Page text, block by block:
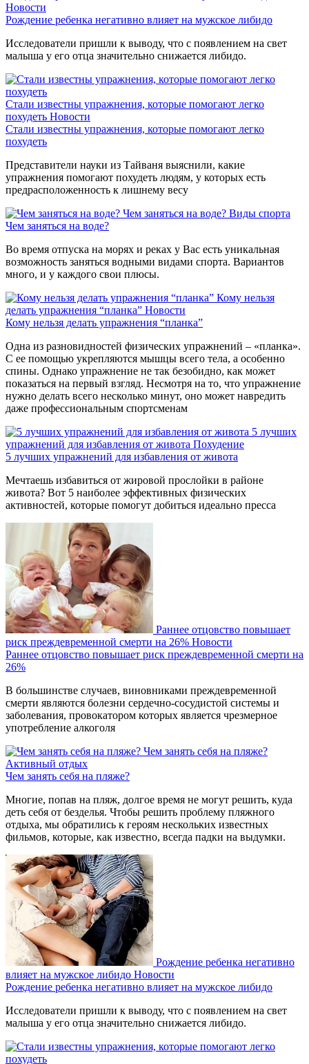
Новости
Рождение ребенка негативно влияет на мужское либидо
Исследователи пришли к выводу, что с появлением на свет
малыша у его отца значительно снижается либидо.
Стали известны упражнения, которые помогают легко
похудеть Новости
Стали известны упражнения, которые помогают легко
похудеть
Представители науки из Тайваня выяснили, какие
упражнения помогают похудеть людям, у которых есть
предрасположенность к лишнему весу
Чем заняться на воде? Виды спорта
Чем заняться на воде?
Во время отпуска на морях и реках у Вас есть уникальная
возможность заняться водными видами спорта. Вариантов
много, и у каждого свои плюсы.
Кому нельзя
делать упражнения “планка” Новости
Кому нельзя делать упражнения “планка”
Одна из разновидностей физических упражнений – «планка».
С ее помощью укрепляются мышцы всего тела, а особенно
спины. Однако упражнение не так безобидно, как может
показаться на первый взгляд. Несмотря на то, что упражнение
нужно делать всего несколько минут, оно может навредить
даже профессиональным спортсменам
5 лучших
упражнений для избавления от живота Похудение
5 лучших упражнений для избавления от живота
Мечтаешь избавиться от жировой прослойки в районе
живота? Вот 5 наиболее эффективных физических
активностей, которые помогут добиться идеально пресса
Раннее отцовство повышает
риск преждевременной смерти на 26% Новости
Раннее отцовство повышает риск преждевременной смерти на
26%
В большинстве случаев, виновниками преждевременной
смерти являются болезни сердечно-сосудистой системы и
заболевания, провокатором которых является чрезмерное
употребление алкоголя
Чем занять себя на пляже?
Активный отдых
Чем занять себя на пляже?
Многие, попав на пляж, долгое время не могут решить, куда
деть себя от безделья. Чтобы решить проблему пляжного
отдыха, мы обратились к героям нескольких известных
фильмов, которые, как известно, всегда падки на выдумки.
Рождение ребенка негативно
влияет на мужское либидо Новости
Рождение ребенка негативно влияет на мужское либидо
Исследователи пришли к выводу, что с появлением на свет
малыша у его отца значительно снижается либидо.